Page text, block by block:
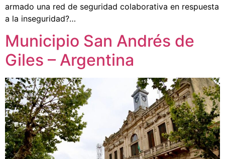
armado una red de seguridad colaborativa en respuesta
a la inseguridad?…
Municipio San Andrés de
Giles – Argentina